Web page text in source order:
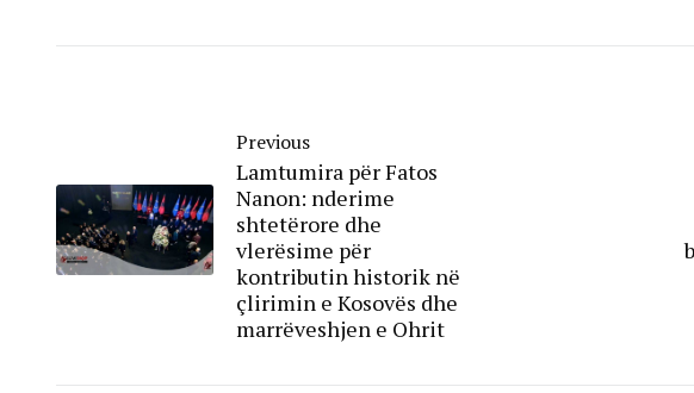
Previous
Lamtumira për Fatos
Nanon: nderime
shtetërore dhe
vlerësime për
kontributin historik në
çlirimin e Kosovës dhe
marrëveshjen e Ohrit